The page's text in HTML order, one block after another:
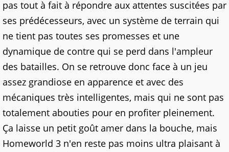
pas tout à fait à répondre aux attentes suscitées par
ses prédécesseurs, avec un système de terrain qui
ne tient pas toutes ses promesses et une
dynamique de contre qui se perd dans l'ampleur
des batailles. On se retrouve donc face à un jeu
assez grandiose en apparence et avec des
mécaniques très intelligentes, mais qui ne sont pas
totalement abouties pour en profiter pleinement.
Ça laisse un petit goût amer dans la bouche, mais
Homeworld 3 n'en reste pas moins ultra plaisant à